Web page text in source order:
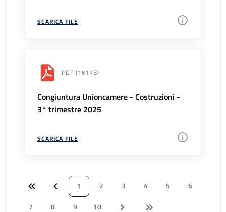
SCARICA FILE
PDF (161KB)
Congiuntura Unioncamere - Costruzioni -
3° trimestre 2025
SCARICA FILE
1 2 3 4 5
6
7
8 9 10